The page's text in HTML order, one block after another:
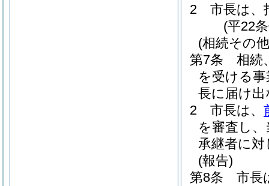
2
市長は、
(平22
(相続その
第7条
相続
を受ける
長に届け
2
市長は、
を審査し
承継者に
(報告)
第8条
市長